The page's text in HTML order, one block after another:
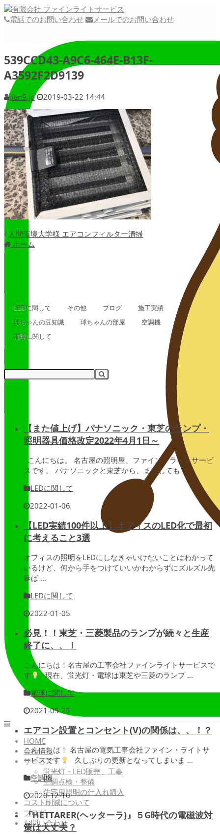
電話でのお問い合わせ メールでのお問い合わせ
HOME
会社情報
サービス
蛍光灯・LED販売、工事
空調点検・整備
住宅用照明の仕入れ購入
コスト削減について
ブログ
お問い合わせ
539CCD43-A9C6-464E-B13F-
A3592F2D9139
den9.jp 2019-03-22 14:44
人間環境大学様 エアコンフィルター清掃
ホーム
LEDに関して その他 ブログ
施工実績
球ちゃんの豆知識
球ちゃんの部屋
空調機
電球に関して
【また値上げ】パナソニック・東芝のランプ・
照明器具価格改定2022年4月1日～
こんにちは。 名古屋の照明屋、ファイン・ライトサービ
スです。 パナソニックと東芝から、またしても ...
LEDに関して
2022-01-06
【LED実績100件以上】オフィスのLED化で最初
に考えること3選
オフィスの照明をLEDにしなきゃいけないことはわかって
いるけど、何から手をつけていいかわからずにズルズル先
延ば ...
LEDに関して
2022-01-05
必見！！東芝・三菱製品のランプが続々と生産
終了に、、！
こんにちは！名古屋の工事会社ファインライトサービスで
す
現在、蛍光灯・電球は東芝や三菱のランプ ...
電球に関して
2021-05-25
エアコン設置とコンセント(V)の関係は、、！？
こんにちは！ 名古屋の電気工事会社ファイン・ライトサ
ービスです
久しぶりの更新となってしまいま ...
空調機
2020-12-10
『HETTARER(ヘッターラ)』５G時代の電磁波対
策は大丈夫？